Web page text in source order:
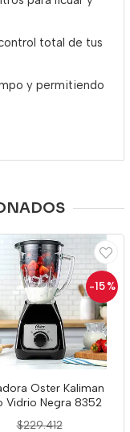
total de tus
y permitiendo
-15 %
Oster Kaliman
Vidrio Negra 8352
$229.412